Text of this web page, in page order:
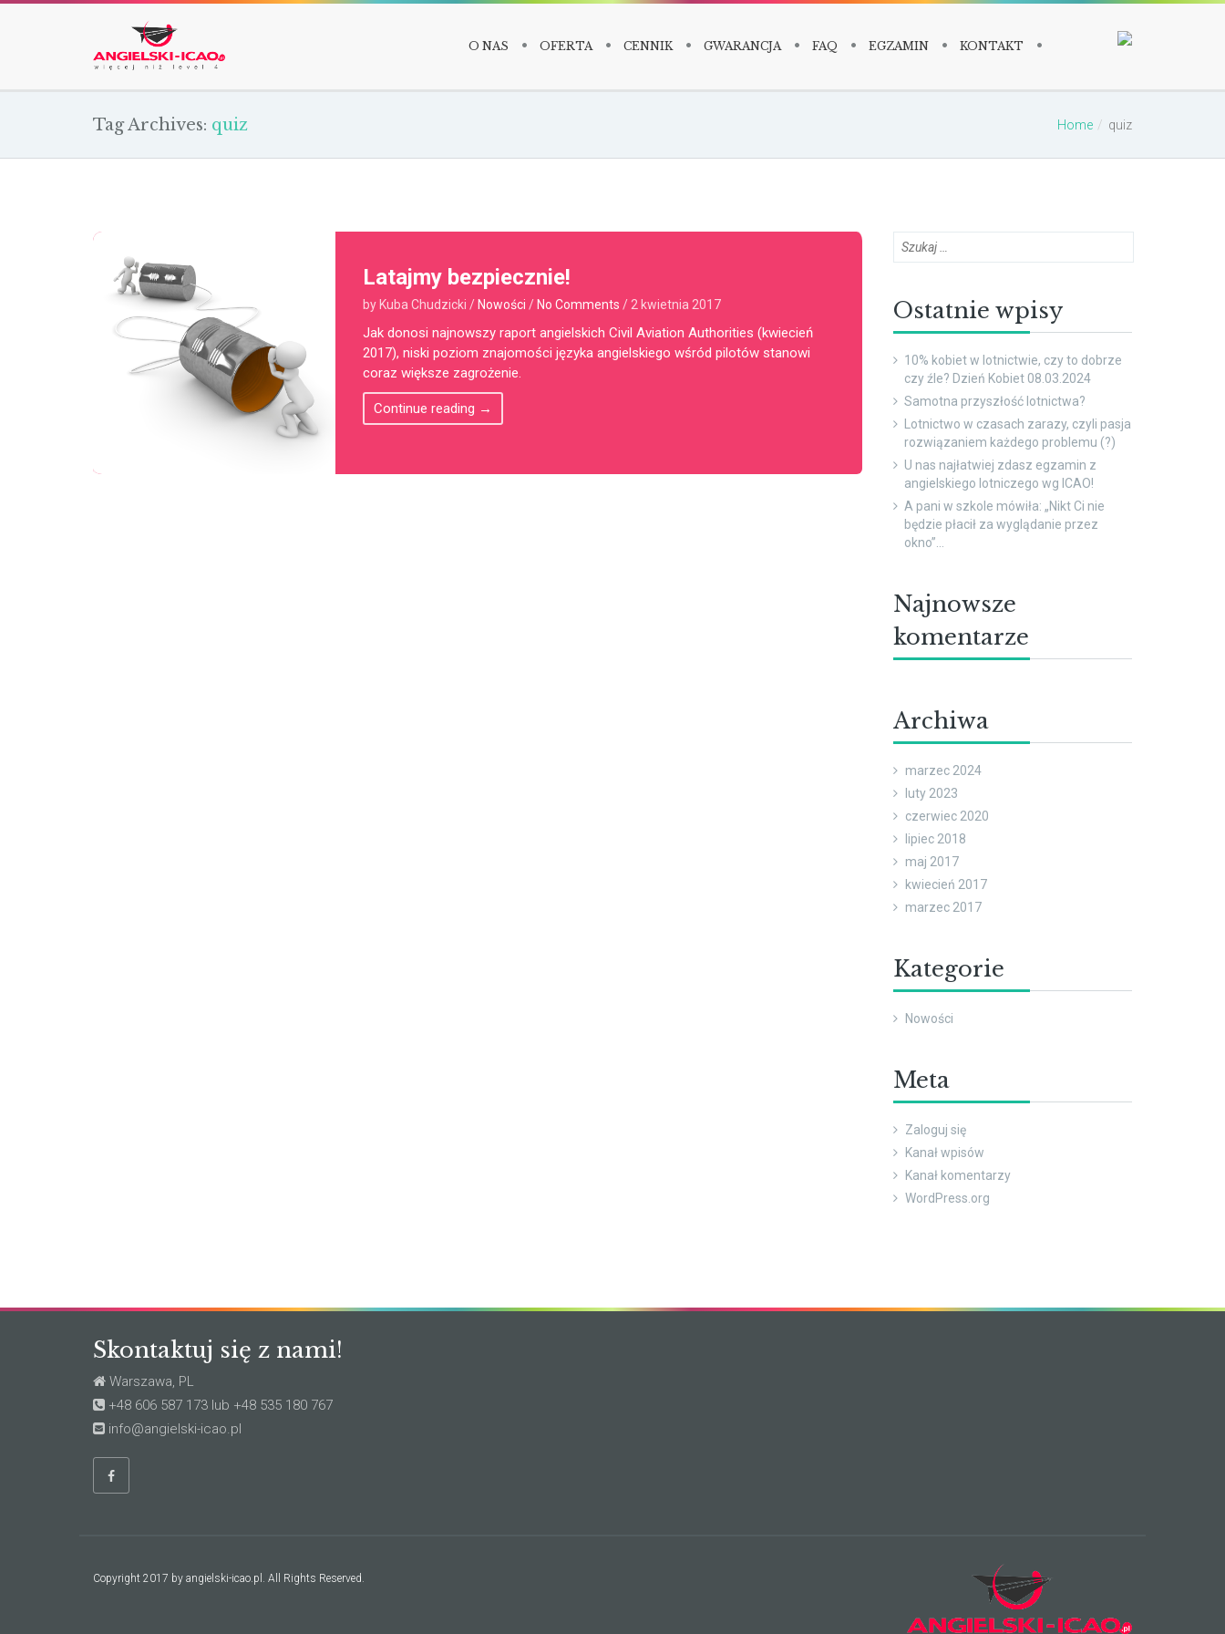
O NAS OFERTA CENNIK GWARANCJA FAQ EGZAMIN KONTAKT
Tag Archives: quiz Home quiz
Latajmy bezpiecznie!
by Kuba Chudzicki /Nowości /No Comments / 2 kwietnia 2017
Jak donosi najnowszy raport angielskich Civil Aviation Authorities (kwiecień
2017), niski poziom znajomości języka angielskiego wśród pilotów stanowi
coraz większe zagrożenie.
Continue reading →
Ostatnie wpisy
10% kobiet w lotnictwie, czy to dobrze
czy źle? Dzień Kobiet 08.03.2024
Samotna przyszłość lotnictwa?
Lotnictwo w czasach zarazy, czyli pasja
rozwiązaniem każdego problemu (?)
U nas najłatwiej zdasz egzamin z
angielskiego lotniczego wg ICAO!
A pani w szkole mówiła: „Nikt Ci nie
będzie płacił za wyglądanie przez
okno”…
Najnowsze
komentarze
Archiwa
marzec 2024
luty 2023
czerwiec 2020
lipiec 2018
maj 2017
kwiecień 2017
marzec 2017
Kategorie
Nowości
Meta
Zaloguj się
Kanał wpisów
Kanał komentarzy
WordPress.org
Skontaktuj się z nami!
Warszawa, PL
+48 606 587 173 lub +48 535 180 767
info@angielski-icao.pl
Copyright 2017 by angielski-icao.pl. All Rights Reserved.